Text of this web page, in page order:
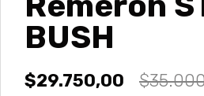
BUSH
$29.750,00